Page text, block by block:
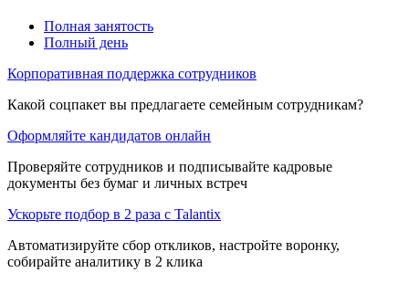
Полная занятость
Полный день
Корпоративная поддержка сотрудников
Какой соцпакет вы предлагаете семейным сотрудникам?
Оформляйте кандидатов онлайн
Проверяйте сотрудников и подписывайте кадровые
документы без бумаг и личных встреч
Ускорьте подбор в 2 раза с Talantix
Автоматизируйте сбор откликов, настройте воронку,
собирайте аналитику в 2 клика